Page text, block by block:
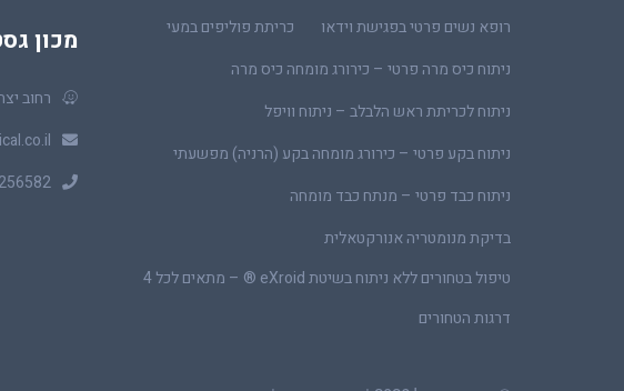
מכון
רחוב יצחק רבין 10,
רופא נשים פרטי בפגישת וידאו
כריתת פוליפים במעי
ניתוח כיס מרה פרטי – כירורג מומחה כיס מרה
ניתוח לכריתת ראש הלבלב – ניתוח וויפל
ניתוח בקע פרטי – כירורג מומחה בקע (הרניה) מפשעתי
ניתוח כבד פרטי – מנתח כבד מומחה
בדיקת מנומטריה אנורקטאלית
טיפול בטחורים ללא ניתוח בשיטת eXroid ® – מתאים לכל 4
דרגות הטחורים